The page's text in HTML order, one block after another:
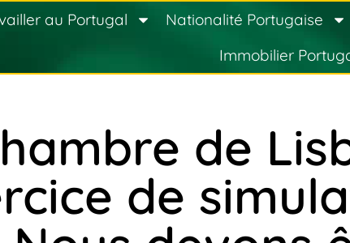
au Portugal Nationalité Portugaise
Immobilier
de
de